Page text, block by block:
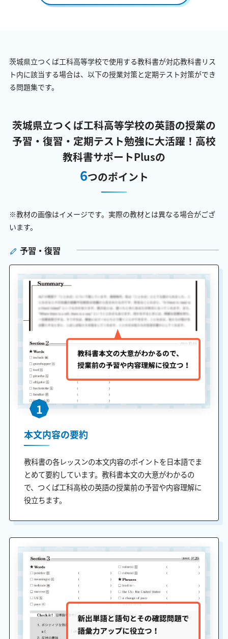
茨城県立つくば工科高等学校で使用する教科書が対応教科書リス
ト内に該当する場合は、以下の授業対策と定期テスト対策ができ
る問題集です。
茨城県立つくば工科高等学校の英語の授業の
予習・復習・定期テスト勉強に大活躍！ 高校
教科書サポートPlusの
6つのポイント
※教材の画像はイメージです。実際の教材とは異なる場合がござ
います。
予習・復習
1
本文内容の要約
教科書の各レッスンの本文内容のポイントを日本語でま
とめて要約しています。教科書本文の大意がわかるの
で、つくば工科高校の英語の授業前の予習や内容理解に
役立ちます。